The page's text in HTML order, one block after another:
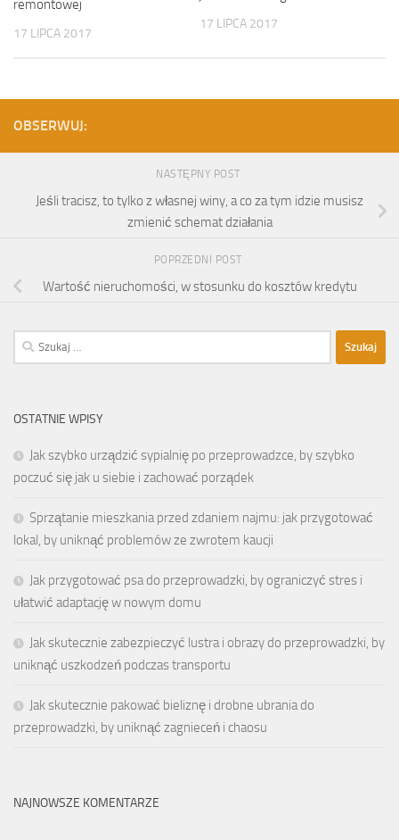
remontowej
17 LIPCA 2017
17 LIPCA 2017
OBSERWUJ:
NASTĘPNY POST
Jeśli tracisz, to tylko z własnej winy, a co za tym idzie musisz
zmienić schemat działania
POPRZEDNI POST
Wartość nieruchomości, w stosunku do kosztów kredytu
Szukaj:
OSTATNIE WPISY
Jak szybko urządzić sypialnię po przeprowadzce, by szybko
poczuć się jak u siebie i zachować porządek
Sprzątanie mieszkania przed zdaniem najmu: jak przygotować
lokal, by uniknąć problemów ze zwrotem kaucji
Jak przygotować psa do przeprowadzki, by ograniczyć stres i
ułatwić adaptację w nowym domu
Jak skutecznie zabezpieczyć lustra i obrazy do przeprowadzki, by
uniknąć uszkodzeń podczas transportu
Jak skutecznie pakować bieliznę i drobne ubrania do
przeprowadzki, by uniknąć zagnieceń i chaosu
NAJNOWSZE KOMENTARZE